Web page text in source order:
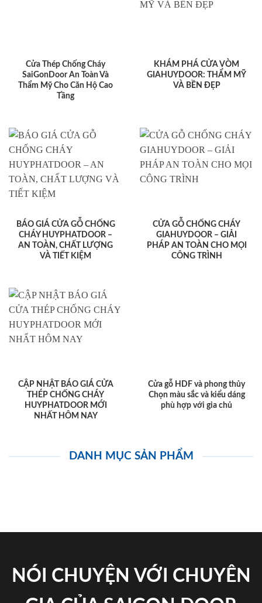
Cửa Thép Chống Cháy
SaiGonDoor An Toàn Và
Thẩm Mỹ Cho Căn Hộ Cao
Tầng
KHÁM PHÁ CỬA VÒM
GIAHUYDOOR: THẨM MỸ
VÀ BỀN ĐẸP
BÁO GIÁ CỬA GỖ CHỐNG
CHÁY HUYPHATDOOR –
AN TOÀN, CHẤT LƯỢNG
VÀ TIẾT KIỆM
CỬA GỖ CHỐNG CHÁY
GIAHUYDOOR – GIẢI
PHÁP AN TOÀN CHO MỌI
CÔNG TRÌNH
CẬP NHẬT BÁO GIÁ CỬA
THÉP CHỐNG CHÁY
HUYPHATDOOR MỚI
NHẤT HÔM NAY
Cửa gỗ HDF và phong thủy
Chọn màu sắc và kiểu dáng
phù hợp với gia chủ
DANH MỤC SẢN PHẨM
NÓI CHUYỆN VỚI CHUYÊN